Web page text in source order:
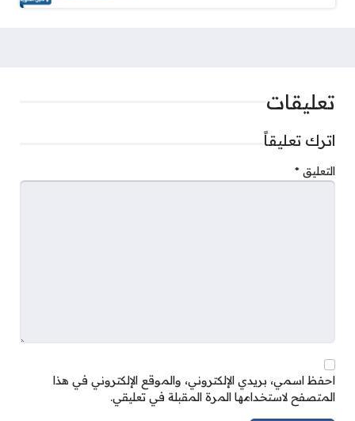
تعليقات
اترك تعليقاً
التعليق *
احفظ اسمي، بريدي الإلكتروني، والموقع الإلكتروني في هذا
المتصفح لاستخدامها المرة المقبلة في تعليقي.